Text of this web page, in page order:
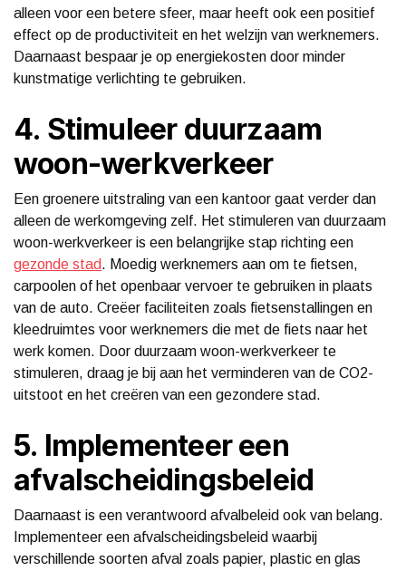
alleen voor een betere sfeer, maar heeft ook een positief
effect op de productiviteit en het welzijn van werknemers.
Daarnaast bespaar je op energiekosten door minder
kunstmatige verlichting te gebruiken.
4. Stimuleer duurzaam
woon-werkverkeer
Een groenere uitstraling van een kantoor gaat verder dan
alleen de werkomgeving zelf. Het stimuleren van duurzaam
woon-werkverkeer is een belangrijke stap richting een
gezonde stad. Moedig werknemers aan om te fietsen,
carpoolen of het openbaar vervoer te gebruiken in plaats
van de auto. Creëer faciliteiten zoals fietsenstallingen en
kleedruimtes voor werknemers die met de fiets naar het
werk komen. Door duurzaam woon-werkverkeer te
stimuleren, draag je bij aan het verminderen van de CO2-
uitstoot en het creëren van een gezondere stad.
5. Implementeer een
afvalscheidingsbeleid
Daarnaast is een verantwoord afvalbeleid ook van belang.
Implementeer een afvalscheidingsbeleid waarbij
verschillende soorten afval zoals papier, plastic en glas